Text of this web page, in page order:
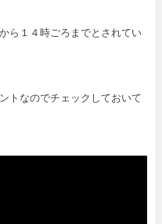
ら１４時ごろまでとされてい
トなのでチェックしておいて